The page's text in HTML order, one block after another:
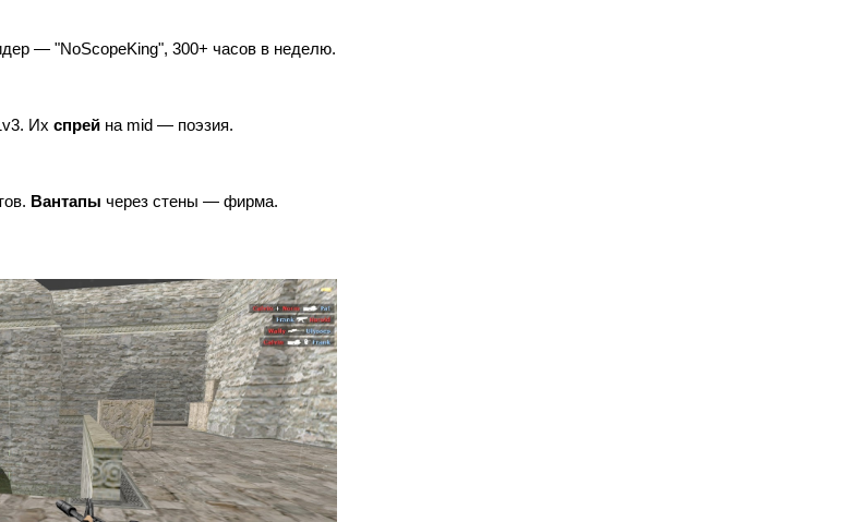
— "NoScopeKing", 300+ часов в неделю.
Их спрей на mid — поэзия.
Вантапы через стены — фирма.